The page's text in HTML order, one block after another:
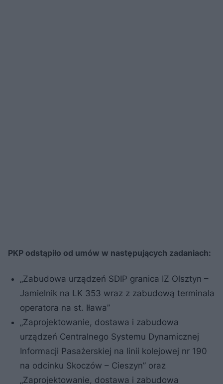
PKP odstąpiło od umów w następujących zadaniach:
„Zabudowa urządzeń SDIP granica IZ Olsztyn –
Jamielnik na LK 353 wraz z zabudową terminala
operatora na st. Iława”
„Zaprojektowanie, dostawa i zabudowa
urządzeń Centralnego Systemu Dynamicznej
Informacji Pasażerskiej na linii kolejowej nr 190
na odcinku Skoczów – Cieszyn” oraz
„Zaprojektowanie, dostawa i zabudowa